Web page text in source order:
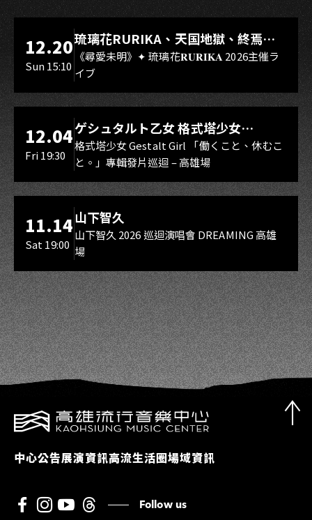
LIVE WAREHOUSE 小庫
12.20
Sun 15:10
琉璃花RURIKA、天国地獄、終焉
Rebirth、DUALIA、無我夢中、花奏
スマイル（O.A.）
《尋愛未明》✦ 琉璃花𝐑𝐔𝐑𝐈𝐊𝐀 2026主催ラ
イブ
LIVE WAREHOUSE 小庫
12.04
Fri 19:30
ゲシュタルト乙女 格式塔少女
Gestalt Girl
格式塔少女 Gestalt Girl 「働くこと、休むこ
と。」專輯發片巡迴 – 高雄場
11.14
Sat 19:00
山下智久
山下智久 2026 巡迴演唱會 DREAMING 高雄
場
中心公告展演資訊高流生活圈場域資訊
Follow us